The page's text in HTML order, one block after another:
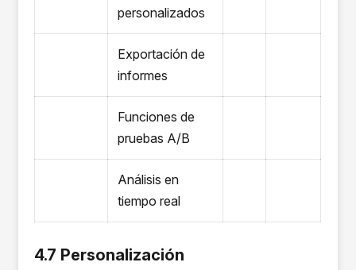
personalizados
Exportación de
informes
Funciones de
pruebas A/B
Análisis en
tiempo real
4.7 Personalización